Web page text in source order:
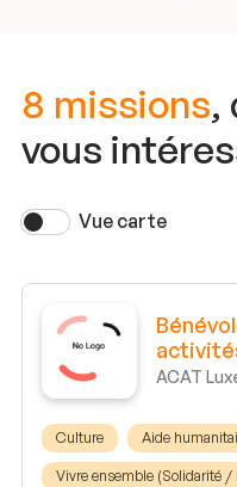
8 missions,
vous
Vue carte
ACAT
Culture Aide
Vivre ensemble (Solidarité /